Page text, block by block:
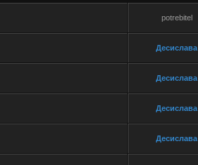
potrebitel
Десислава
Десислава
Десислава
Десислава